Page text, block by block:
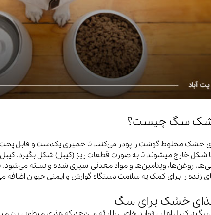
سگ چیست؟
خشک مخلوط گوشت را پودر می‌کنند تا خمیری یکدست و قابل
شکل خارج میشوند تا به صورت قطعات ریز (کیبل) شکل بگیرد.
روغن‌ها، ویتامین‌ها و مواد معدنی اسپری شده و بسته
زنده را برای کمک به سلامت دستگاه گوارش و ایمنی حیوان اضافه
غذای خشک برای سگ